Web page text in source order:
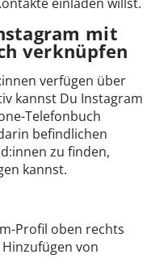
mit
verknüpfen
verfügen über
kannst Du Instagram
Telefonbuch
befindlichen
zu finden,
kannst.
Profil oben rechts
von